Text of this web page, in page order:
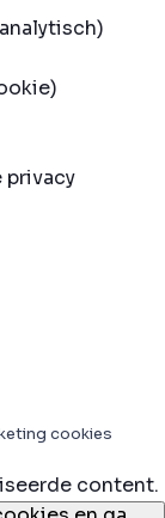
privacy
cookies
content.